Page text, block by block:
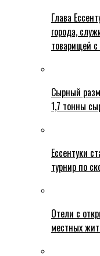
Глава
города,
товарищей
Сырный
1,7 тонны
Ессентуки
турнир по
Отели с
местных